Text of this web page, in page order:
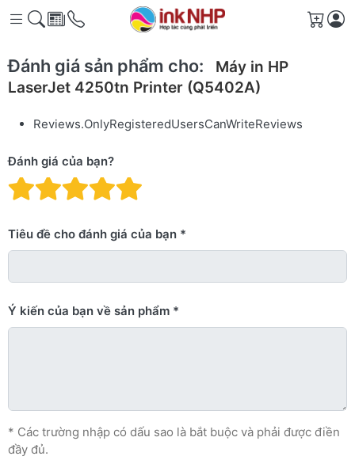
Giỏ
Đánh giá sản phẩm cho:
Máy in HP
LaserJet 4250tn Printer (Q5402A)
Reviews.OnlyRegisteredUsersCanWriteReviews
Đánh giá của bạn?
Đánh giá: 4 trên 5
Đánh giá: 3 trên 5 sao.
Đánh giá: 2 trên 5 sao.
Đánh giá: 1 trên 5 sao. Xấu
Tiêu đề cho đánh giá của bạn
Ý kiến ​​của bạn về sản phẩm
* Các trường nhập có dấu sao là bắt buộc và phải được điền
đầy đủ.